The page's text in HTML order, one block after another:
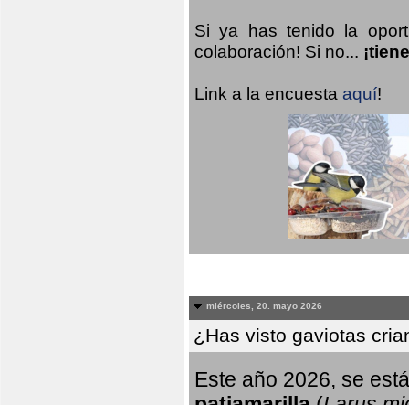
Si ya has tenido la
colaboración! Si no...
Link a la encuesta aquí!
miércoles, 20. mayo 2026
¿Has visto gaviotas
Este año 2026, se